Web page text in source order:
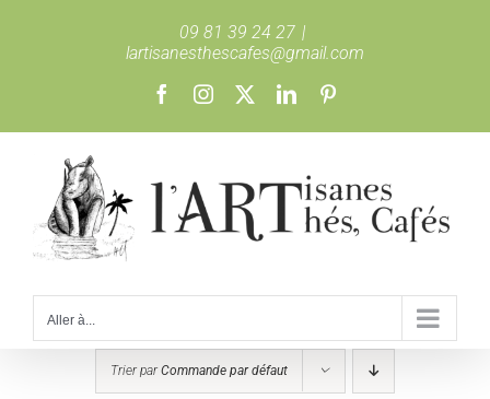
09 81 39 24 27 |
lartisanesthescafes@gmail.com
FacebookInstagram LinkedIn
Aller à...
Trier parCommande par défaut